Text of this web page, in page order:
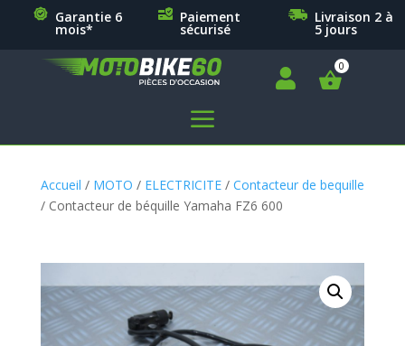
Garantie 6
mois*
Paiement
sécurisé
Livraison 2 à
5 jours

a
Accueil / MOTO / ELECTRICITE/ Contacteur de bequille
/ Contacteur de béquille Yamaha FZ6 600